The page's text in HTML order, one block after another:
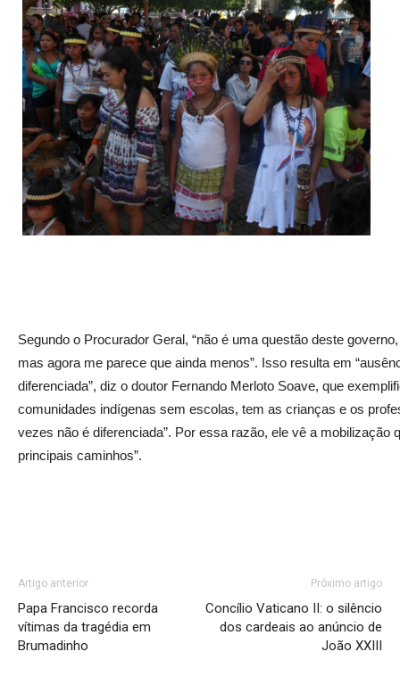
Segundo o Procurador Geral, “não é uma questão deste
mas agora me parece que ainda menos”. Isso resulta em
diferenciada”, diz o doutor Fernando Merloto Soave, que
comunidades indígenas sem escolas, tem as crianças e os
vezes não é diferenciada”. Por essa razão, ele vê a mobilização
principais caminhos”.
Artigo anterior
Papa Francisco recorda
vítimas da tragédia em
Brumadinho
Próximo artigo
Concílio Vaticano II: o silêncio
dos cardeais ao anúncio de
João XXIII